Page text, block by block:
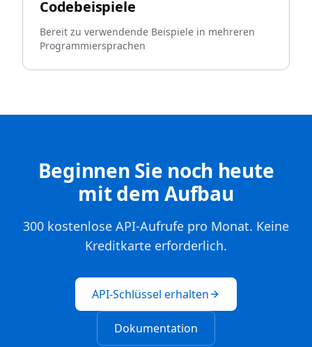
Codebeispiele
Bereit zu verwendende Beispiele in mehreren
Programmiersprachen
Beginnen Sie noch heute
mit dem Aufbau
300 kostenlose API-Aufrufe pro Monat. Keine
Kreditkarte erforderlich.
API-Schlüssel erhalten
Dokumentation